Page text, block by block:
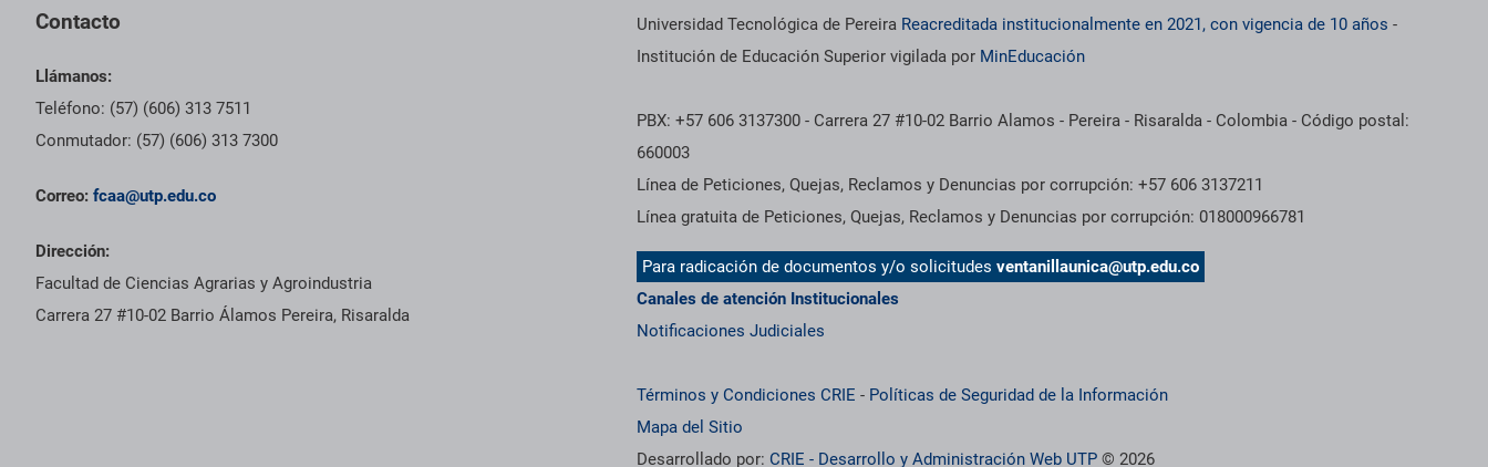
Contacto
Llámanos:
Teléfono: (57) (606) 313 7511
Conmutador: (57) (606) 313 7300
Correo: fcaa@utp.edu.co
Dirección:
Facultad de Ciencias Agrarias y Agroindustria
Carrera 27 #10-02 Barrio Álamos Pereira, Risaralda
Información institucional
Universidad Tecnológica de Pereira Reacreditada institucionalmente en 2021, con vigencia de 10 años -
Institución de Educación Superior vigilada por MinEducación
PBX: +57 606 3137300 - Carrera 27 #10-02 Barrio Alamos - Pereira - Risaralda - Colombia - Código postal:
660003
Línea de Peticiones, Quejas, Reclamos y Denuncias por corrupción: +57 606 3137211
Línea gratuita de Peticiones, Quejas, Reclamos y Denuncias por corrupción: 018000966781
Para radicación de documentos y/o solicitudesventanillaunica@utp.edu.co
Canales de atención Institucionales
Notificaciones Judiciales
Términos y Condiciones CRIE - Políticas de Seguridad de la Información
Mapa del Sitio
Desarrollado por:CRIE - Desarrollo y Administración Web UTP © 2026